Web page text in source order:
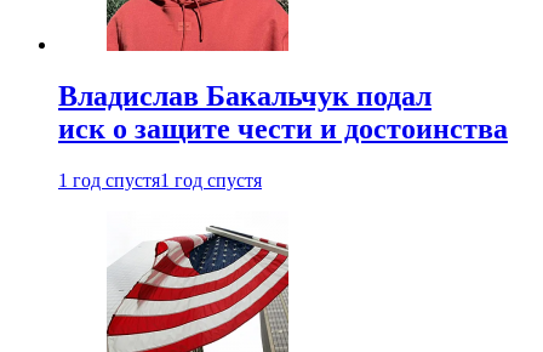
Владислав Бакальчук подал
иск о защите чести и достоинства
1 год спустя1 год спустя